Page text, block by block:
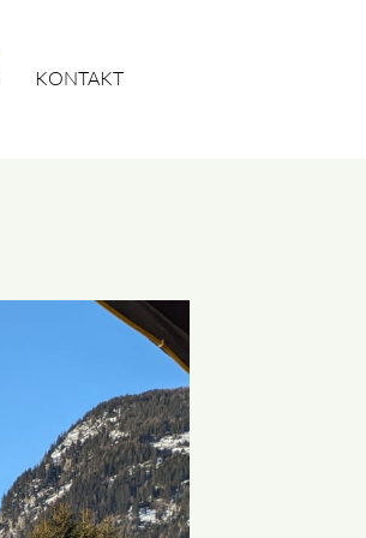
KONTAKT